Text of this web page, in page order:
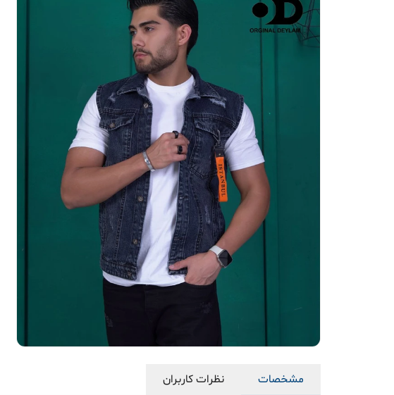
مشخصات نظرات کاربران